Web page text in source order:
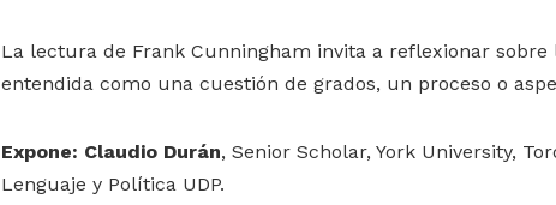
La lectura de Frank Cunningham invita a reflexionar
entendida como una cuestión de grados, un proceso o
Expone: Claudio Durán, Senior Scholar, York University,
Lenguaje y Política UDP.